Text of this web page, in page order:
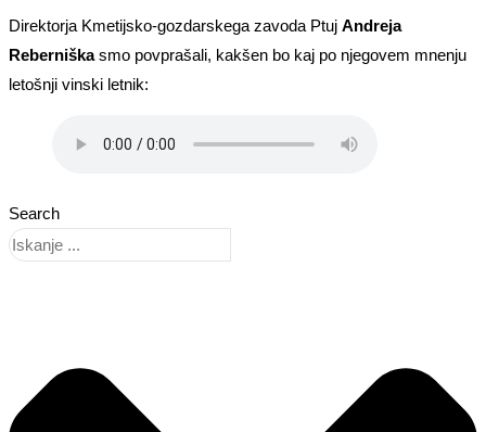
Direktorja Kmetijsko-gozdarskega zavoda Ptuj Andreja
Reberniškasmo povprašali, kakšen bo kaj po njegovem mnenju
letošnji vinski letnik:
Search